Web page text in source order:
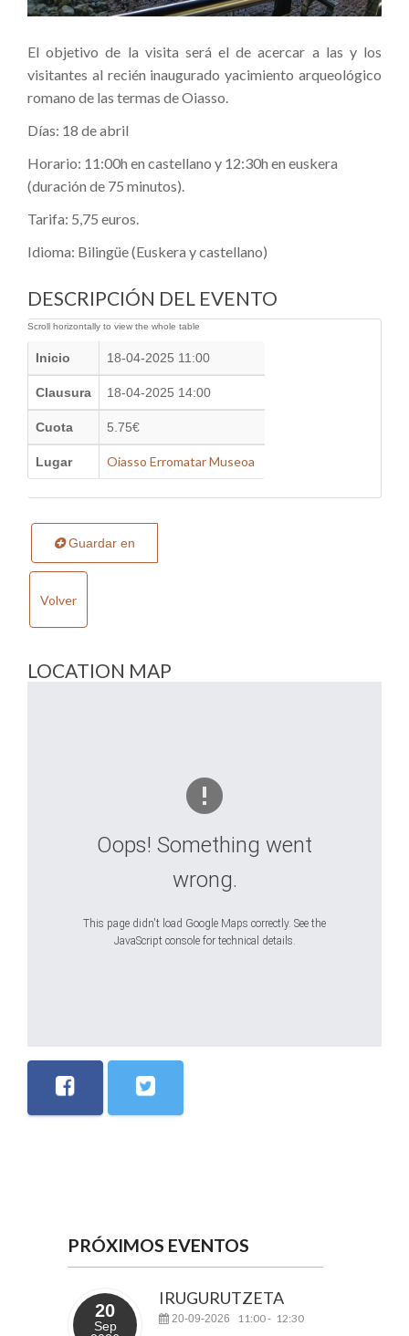
El objetivo de la visita será el de acercar a las y los
visitantes al recién inaugurado yacimiento arqueológico
romano de las termas de Oiasso.
Días: 18 de abril
Horario: 11:00h en castellano y 12:30h en euskera
(duración de 75 minutos).
Tarifa: 5,75 euros.
Idioma: Bilingüe (Euskera y castellano)
DESCRIPCIÓN DEL EVENTO
Inicio 18-04-2025 11:00
Clausura 18-04-2025 14:00
Cuota 5.75€
Lugar Oiasso Erromatar Museoa
Guardar en
Volver
LOCATION MAP
Oops! Something went
wrong.
This page didn't load Google Maps correctly. See the
JavaScript console for technical details.
PRÓXIMOS EVENTOS
20
Sep
IRUGURUTZETA
20-09-2026 11:00- 12:30